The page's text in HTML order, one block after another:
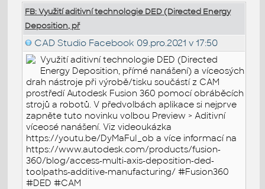
FB: Využití aditivní technologie DED (Directed Energy
Deposition, př
CAD Studio Facebook 09.pro.2021 v 17:50
Využití aditivní technologie DED (Directed
Energy Deposition, přímé nanášení) a víceosých
drah nástroje při výrobě/tisku součástí z CAM
prostředí Autodesk Fusion 360 pomocí obráběcích
strojů a robotů. V předvolbách aplikace si nejprve
zapněte tuto novinku volbou Preview > Aditivní
víceosé nanášení. Viz videoukázka
https://youtu.be/DyMaFuI_ob a více informací na
https://www.autodesk.com/products/fusion-
360/blog/access-multi-axis-deposition-ded-
toolpaths-additive-manufacturing/ #Fusion360
#DED #CAM